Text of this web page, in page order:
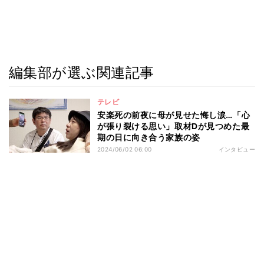
編集部が選ぶ関連記事
テレビ
安楽死の前夜に母が見せた悔し涙…「心
が張り裂ける思い」取材Dが見つめた最
期の日に向き合う家族の姿
2024/06/02 06:00 インタビュー